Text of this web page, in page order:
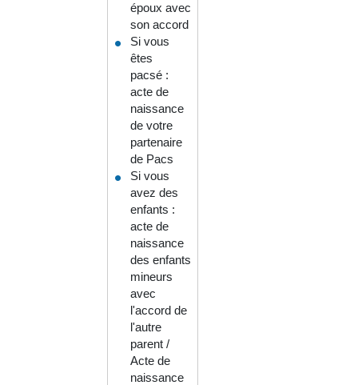
époux avec
son accord
Si vous
êtes
pacsé :
acte de
naissance
de votre
partenaire
de Pacs
Si vous
avez des
enfants :
acte de
naissance
des enfants
mineurs
avec
l'accord de
l'autre
parent /
Acte de
naissance